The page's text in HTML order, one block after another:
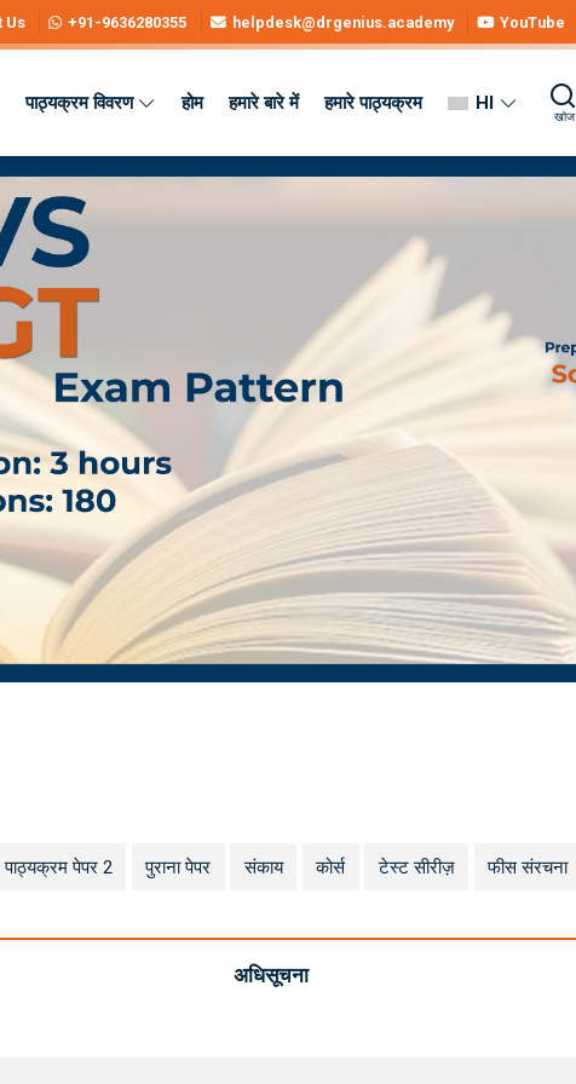
Us +91-9636280355 helpdesk@drgenius.academy YouTube
पाठ्यक्रम विवरण होम हमारे बारे में हमारे पाठ्यक्रम HI
खोज
Syllabus & Apply Online
Syllabus & Apply Online
पाठ्यक्रम पेपर 2 पुराना पेपर संकाय कोर्स टेस्ट सीरीज़ फीस संरचना
अधिसूचना